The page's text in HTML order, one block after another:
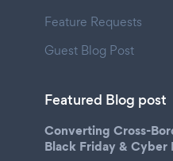
Feature Requests
Guest Blog Post
Featured Blog post
Converting Cross-
Black Friday & Cyber